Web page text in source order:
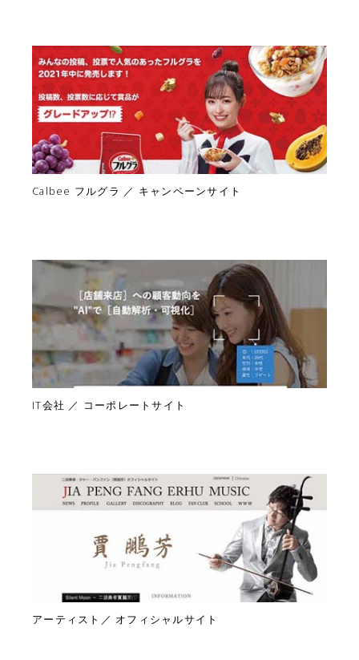
Calbee フルグラ ／ キャンペーンサイト
IT会社 ／ コーポレートサイト
アーティスト／ オフィシャルサイト